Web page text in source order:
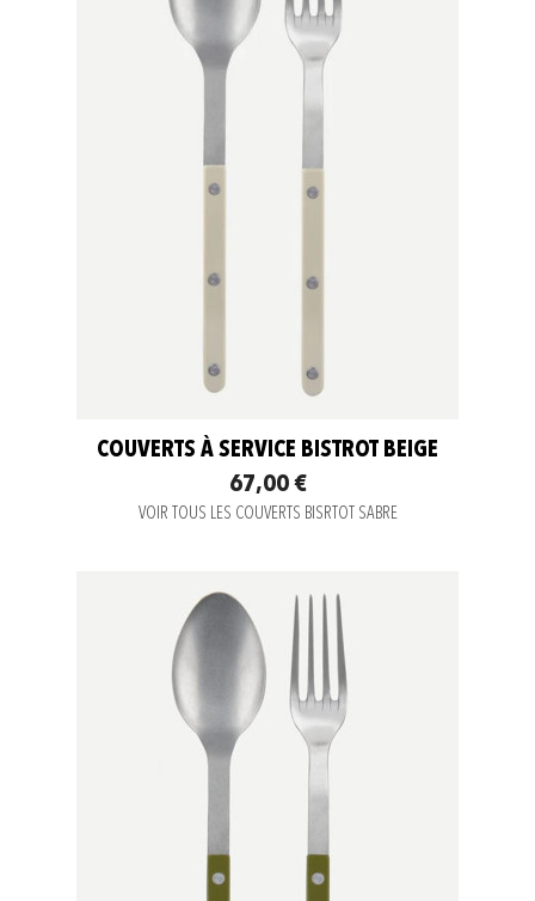
COUVERTS À SERVICE BISTROT BEIGE
67,00 €
VOIR TOUS LES COUVERTS BISRTOT SABRE